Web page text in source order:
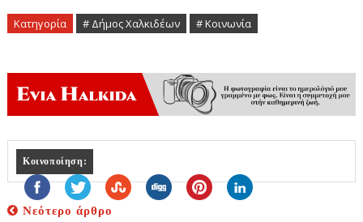
Κατηγορία # Δήμος Χαλκιδέων # Κοινωνία
Κοινοποίηση:
Νεότερο άρθρο